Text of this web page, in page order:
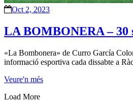
Oct 2, 2023
LA BOMBONERA – 30
«La Bombonera» de Curro García
informació esportiva cada dissabte a
Veure'n més
Load More